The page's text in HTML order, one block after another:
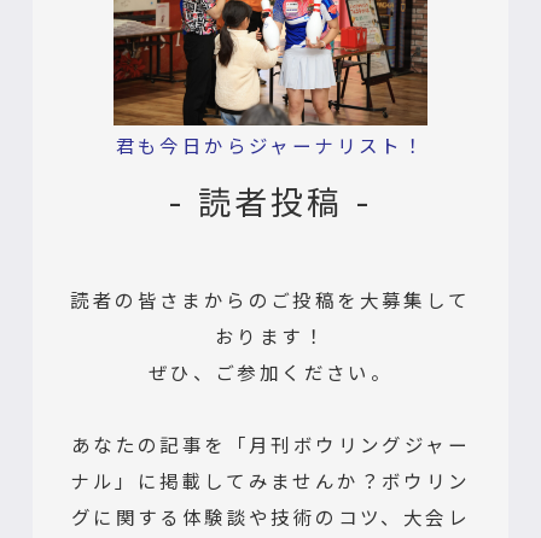
君も今日からジャーナリスト！
- 読者投稿 -
読者の皆さまからのご投稿を大募集して
おります！
ぜひ、ご参加ください。
あなたの記事を「月刊ボウリングジャー
ナル」に掲載してみませんか？ボウリン
グに関する体験談や技術のコツ、大会レ